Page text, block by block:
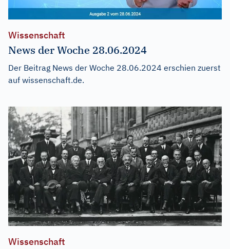
Wissenschaft
News der Woche 28.06.2024
Der Beitrag News der Woche 28.06.2024 erschien zuerst
auf wissenschaft.de.
Wissenschaft